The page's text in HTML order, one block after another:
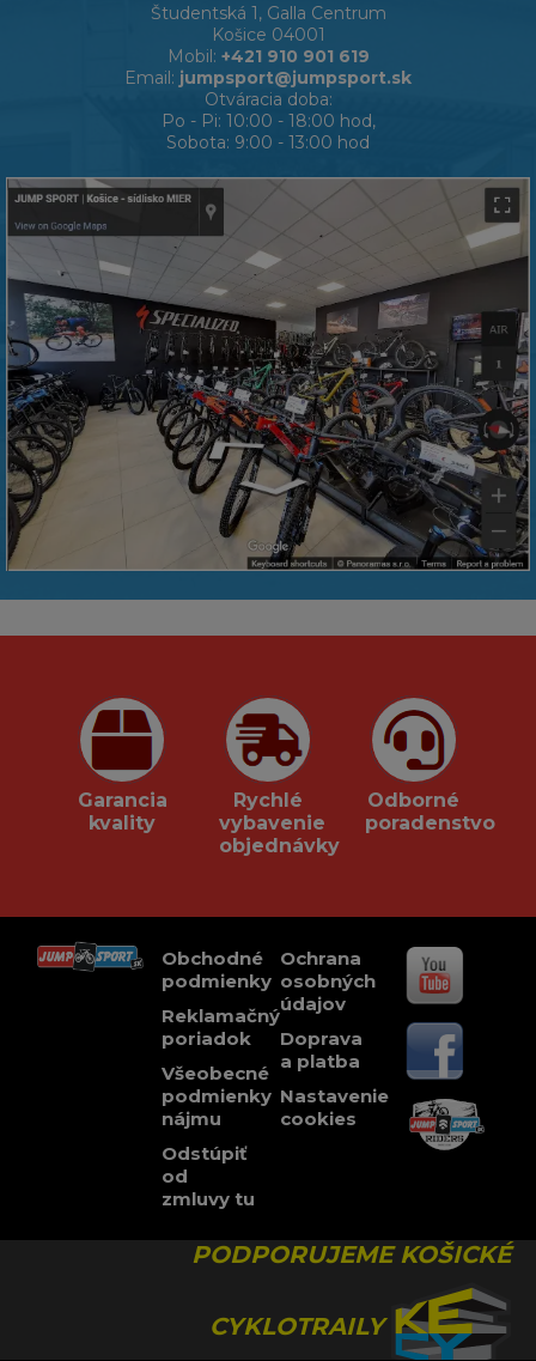
Študentská 1, Galla Centrum
Košice 04001
Mobil: +421 910 901 619
Email: jumpsport@jumpsport.sk
Otváracia doba:
Po - Pi: 10:00 - 18:00 hod,
Sobota: 9:00 - 13:00 hod
Garancia
kvality
Rychlé
vybavenie
objednávky
Odborné
poradenstvo
Obchodné
podmienky
Reklamačný
poriadok
Všeobecné
podmienky
nájmu
Odstúpiť
od
zmluvy tu
Ochrana
osobných
údajov
Doprava
a platba
Nastavenie
cookies
PODPORUJEME KOŠICKÉ
CYKLOTRAILY